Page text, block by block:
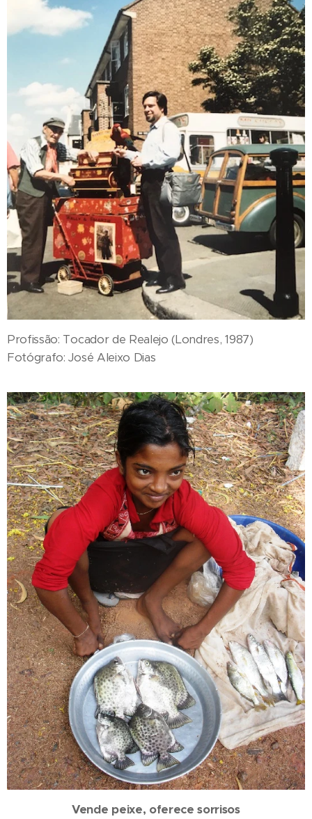
Profissão: Tocador de Realejo (Londres, 1987)
Fotógrafo: José Aleixo Dias
Vende peixe, oferece sorrisos